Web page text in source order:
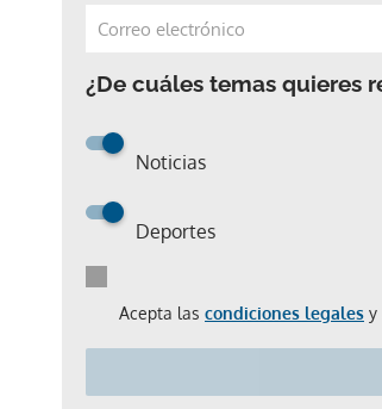
¿De cuáles temas quieres
Noticias
Deportes
Acepta las condiciones legales y